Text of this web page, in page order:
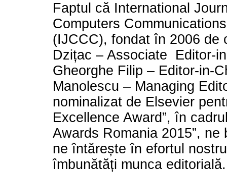
Faptul că International
Computers
(IJCCC), fondat în 2006 de
Dzițac – Associate Editor-
Gheorghe Filip – Editor-in-
Manolescu – Managing
nominalizat de Elsevier
Excellence Award”, în
Awards Romania 2015”, ne
ne întărește în efortul
îmbunătăți munca